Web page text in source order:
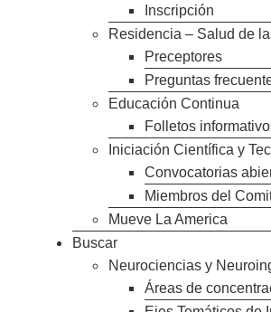
Inscripción
Residencia – Salud de
Preceptores
Preguntas
Educación Continua
Folletos
Iniciación Científica y
Convocatorias
Miembros del
Mueve La America
Buscar
Neurociencias y
Áreas de